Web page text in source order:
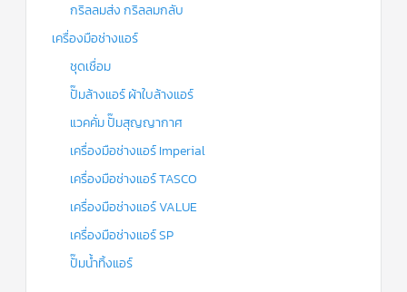
กริลลมส่ง กริลลมกลับ
เครื่องมือช่างแอร์
ชุดเชื่อม
ปั๊มล้างแอร์ ผ้าใบล้างแอร์
แวคคั่ม ปั๊มสุญญากาศ
เครื่องมือช่างแอร์ Imperial
เครื่องมือช่างแอร์ TASCO
เครื่องมือช่างแอร์ VALUE
เครื่องมือช่างแอร์ SP
ปั๊มน้ำทิ้งแอร์